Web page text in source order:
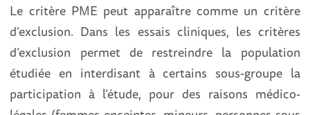
Le critère PME peut apparaître comme un critère
d’exclusion. Dans les essais cliniques, les critères
d’exclusion permet de restreindre la population
étudiée en interdisant à certains sous-groupe la
participation à l’étude, pour des raisons médico-